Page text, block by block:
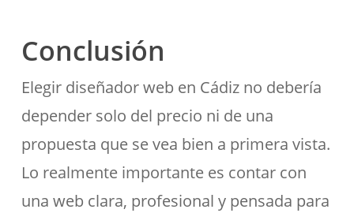
Conclusión
Elegir diseñador web en Cádiz no debería
depender solo del precio ni de una
propuesta que se vea bien a primera vista.
Lo realmente importante es contar con
una web clara, profesional y pensada para